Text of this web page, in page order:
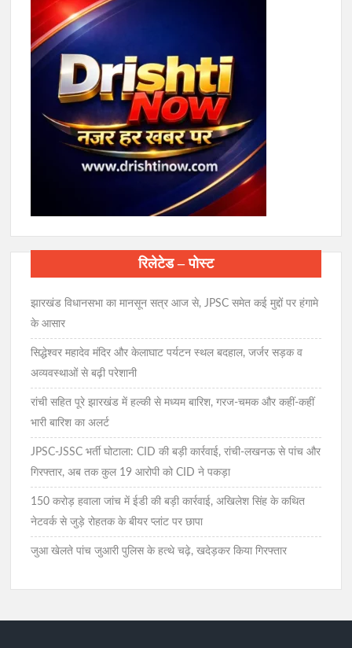
रिलेटेड – पोस्ट
झारखंड विधानसभा का मानसून सत्र आज से, JPSC समेत कई मुद्दों पर हंगामे
के आसार
सिद्धेश्वर महादेव मंदिर और केलाघाट पर्यटन स्थल बदहाल, जर्जर सड़क व
अव्यवस्थाओं से बढ़ी परेशानी
रांची सहित पूरे झारखंड में हल्की से मध्यम बारिश, गरज-चमक और कहीं-कहीं
भारी बारिश का अलर्ट
JPSC-JSSC भर्ती घोटाला: CID की बड़ी कार्रवाई, रांची-लखनऊ से पांच और
गिरफ्तार, अब तक कुल 19 आरोपी को CID ने पकड़ा
150 करोड़ हवाला जांच में ईडी की बड़ी कार्रवाई, अखिलेश सिंह के कथित
नेटवर्क से जुड़े रोहतक के बीयर प्लांट पर छापा
जुआ खेलते पांच जुआरी पुलिस के हत्थे चढ़े, खदेड़कर किया गिरफ्तार